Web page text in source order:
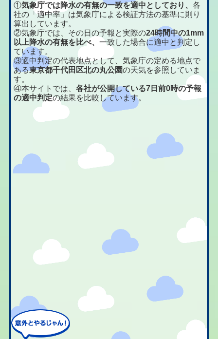
①気象庁では降水の有無の一致を適中としており、各
社の「適中率」は気象庁による検証方法の基準に則り
算出しています。
②気象庁では、その日の予報と実際の24時間中の1mm
以上降水の有無を比べ、一致した場合に適中と判定し
ています。
③適中判定の代表地点として、気象庁の定める地点で
ある東京都千代田区北の丸公園の天気を参照していま
す。
④本サイトでは、各社が公開している7日前0時の予報
の適中判定の結果を比較しています。